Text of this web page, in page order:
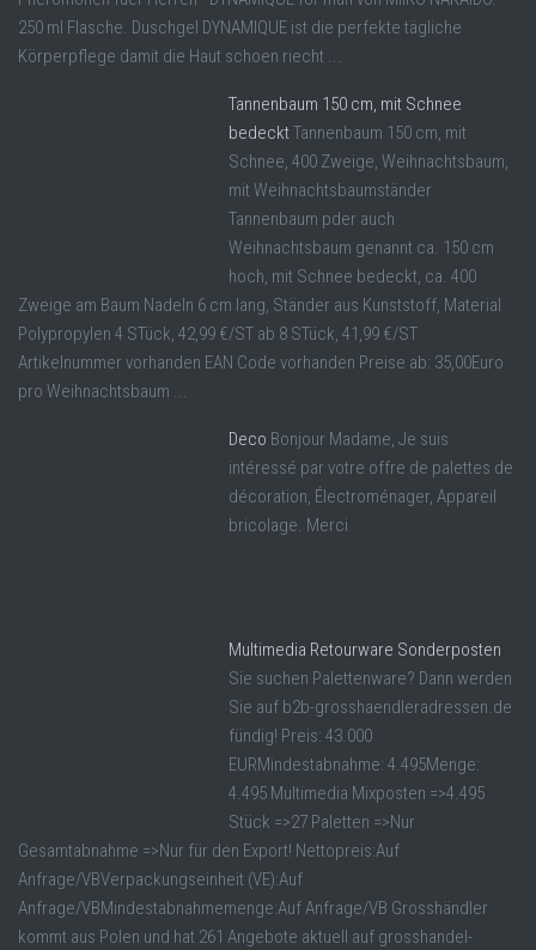
250 ml Flasche. Duschgel DYNAMIQUE ist die perfekte tägliche
Körperpflege damit die Haut schoen riecht ...
Tannenbaum 150 cm, mit Schnee
bedecktTannenbaum 150 cm, mit
Schnee, 400 Zweige, Weihnachtsbaum,
mit Weihnachtsbaumständer
Tannenbaum pder auch
Weihnachtsbaum genannt ca. 150 cm
hoch, mit Schnee bedeckt, ca. 400
Zweige am Baum Nadeln 6 cm lang, Ständer aus Kunststoff, Material
Polypropylen 4 STück, 42,99 €/ST ab 8 STück, 41,99 €/ST
Artikelnummer vorhanden EAN Code vorhanden Preise ab: 35,00Euro
pro Weihnachtsbaum ...
Deco Bonjour Madame, Je suis
intéressé par votre offre de palettes de
décoration, Électroménager, Appareil
bricolage. Merci
Multimedia Retourware Sonderposten
Sie suchen Palettenware? Dann werden
Sie auf b2b-grosshaendleradressen.de
fündig! Preis: 43.000
EURMindestabnahme: 4.495Menge:
4.495 Multimedia Mixposten =>4.495
Stück =>27 Paletten =>Nur
Gesamtabnahme =>Nur für den Export! Nettopreis:Auf
Anfrage/VBVerpackungseinheit (VE):Auf
Anfrage/VBMindestabnahmemenge:Auf Anfrage/VB Grosshändler
kommt aus Polen und hat 261 Angebote aktuell auf grosshandel-